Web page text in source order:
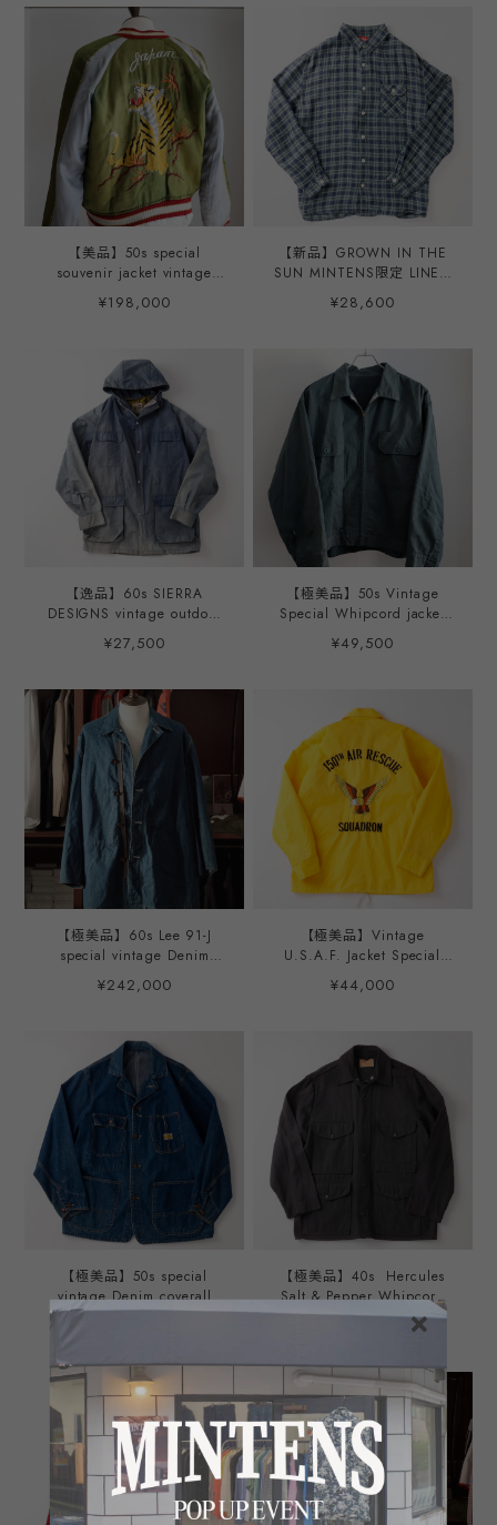
ヴィンテージ コットン生地
ジャケット 1940年代 アメ
リカ海軍 ジャケット ショー
ルカラー モデル オリジナル
ブランド 日本製 サイズ
②(L~XL程度)
ユーティリティ シャツ ジャ
ケット USA製 実寸Sサイズ
程度 オリジナル
【美品】50s special
souvenir jacket vintage
U.S. military satin fabric
blouson reversible made in
ャン スーベニア ジャケット
リバーシブル サテン素材 ア
メリカ軍 ミリタリー 日本
駐留 ビッグサイズ 実寸42
ML程度 希少 ジャンパー
T.T.S ジップ 激レア
¥198,000
【新品】GROWN IN THE
SUN MINTENS限定 LINEN
MALIBU SHIRT BIG SIZE
リブシャツ ヘビーネルシャ
ツ ビッグサイズ グリーン
日本製 SUNSHINE＋CLOUD
¥28,600
【逸品】60s SIERRA
DESIGNS vintage outdoor
jacket blouson made in
ラ デザイン アウトドア ジ
ャケット ブルゾン サイズM
実寸XL USA製 撥水 フェー
ドブルー 64クロス
¥27,500
【極美品】50s Vintage
Special Whipcord jacket
swing top blouson made in
USA about Size46 fade
スウィングトップ ウィップ
コード ジャケット USA製
サイズ46 実寸XL程度 フェ
ード カーキ ミントコンディ
ション
¥49,500
【極美品】60s Lee 91-J
special vintage Denim
coverall jacket Modified
Model size44 Big size
condition / 60年代 ヴィン
テージ リー 91J デニム カ
バーオール ジャケット モデ
ィファイト モデル ビッグサ
イズ サイズ44 実寸XL 濃紺
USA製 ミントコンディショ
¥242,000
【極美品】Vintage
U.S.A.F. Jacket Special
made in USA military 150th
Air Refueling Squadron
150空中給油飛行隊 ジャケ
ット ミリタリー サイズ実寸
L イエロー 刺繍 USA製 ミ
¥44,000
【極美品】50s special
vintage Denim coverall
jacket "PAY・DAY" about
size46-48 Big size made
in USA mint condition / 50
年代 ヴィンテージ デニム
カバーオール ジャケット ビ
ッグサイズ 実寸サイズ46-
48 XL程度 濃紺 USA製 ミン
トコンディション
【極美品】40s Hercules
Salt & Pepper Whipcord
Jacket Special Vintage
blouson made in USA
zip / 40年代 ヘラクレス ス
ペシャル ヴィンテージ ウィ
ップコード ジャケット USA
製 サイズ46-48 実寸XL程度
ごま塩 グレー ビッグサイズ
ミントコンディション